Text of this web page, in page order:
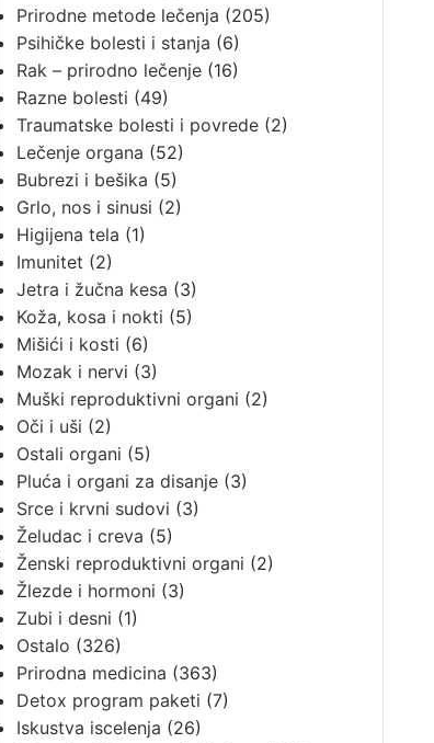
Prirodne metode lečenja (205)
Psihičke bolesti i stanja (6)
Rak – prirodno lečenje(16)
Razne bolesti (49)
Traumatske bolesti i povrede(2)
Lečenje organa (52)
Bubrezi i bešika (5)
Grlo, nos i sinusi (2)
Higijena tela (1)
Imunitet (2)
Jetra i žučna kesa (3)
Koža, kosa i nokti (5)
Mišići i kosti (6)
Mozak i nervi (3)
Muški reproduktivni organi (2)
Oči i uši (2)
Ostali organi (5)
Pluća i organi za disanje(3)
Srce i krvni sudovi (3)
Želudac i creva (5)
Ženski reproduktivni organi (2)
Žlezde i hormoni (3)
Zubi i desni (1)
Ostalo (326)
Prirodna medicina (363)
Detox program paketi (7)
Iskustva iscelenja (26)